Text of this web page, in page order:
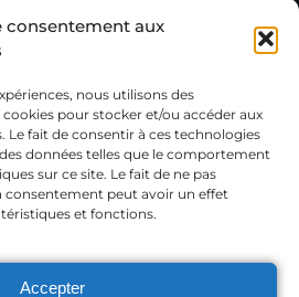
consentement aux
nous utilisons des
pour stocker et/ou accéder aux
Le fait de consentir à ces technologies
données telles que le comportement
sur ce site. Le fait de ne pas
consentement peut avoir un effet
et fonctions.
Accepter